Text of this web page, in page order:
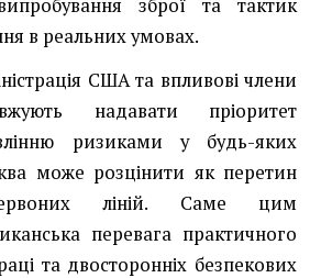
зброї та тактик
в реальних умовах.
США та впливові члени
надавати пріоритет
ризиками у будь-яких
може розцінити як перетин
ліній. Саме цим
перевага практичного
та двосторонніх безпекових